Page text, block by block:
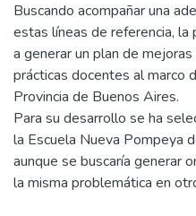
Buscando acompañar una
estas líneas de referencia,
a generar un plan de
prácticas docentes al marco
Provincia de Buenos Aires.
Para su desarrollo se ha
la Escuela Nueva Pompeya
aunque se buscaría generar